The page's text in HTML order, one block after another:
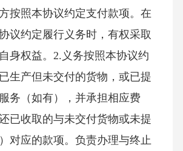
按照本协议约定支付款项。在
议约定履行义务时，有权采取
身权益。2.义务按照本协议约
生产但未交付的货物，或已提
务（如有），并承担相应费
已收取的与未交付货物或未提
对应的款项。负责办理与终止